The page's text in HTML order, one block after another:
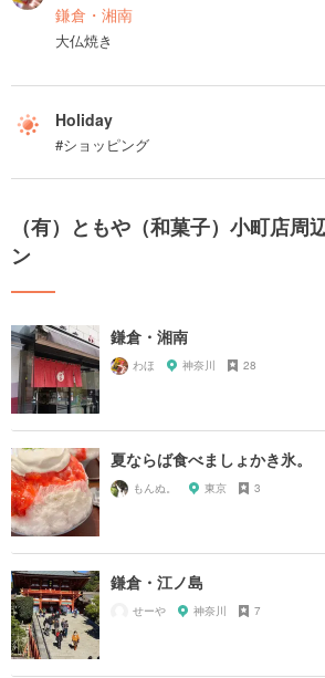
鎌倉・湘南
大仏焼き
Holiday
#ショッピング
（有）ともや（和菓子）小町店周
ン
鎌倉・湘南
わほ 神奈川 28
夏ならば食べましょかき氷。
もんぬ。 東京 3
鎌倉・江ノ島
せーや 神奈川 7